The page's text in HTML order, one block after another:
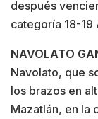
después
categoría 18-19
NAVOLATO
Navolato, que
los brazos en
Mazatlán, en la